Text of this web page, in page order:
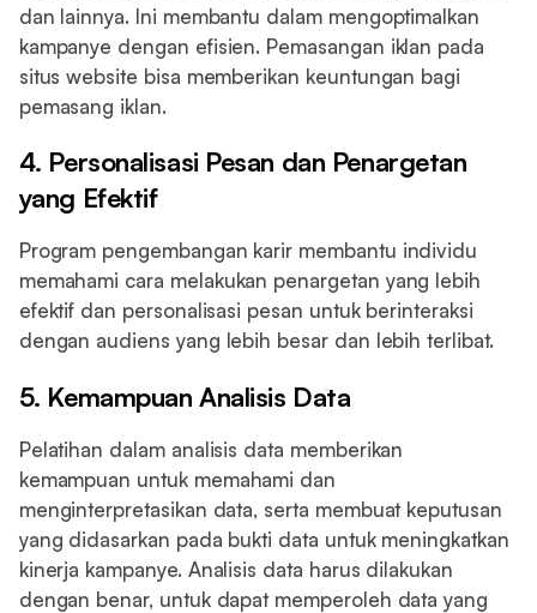
dan lainnya. Ini membantu dalam mengoptimalkan
kampanye dengan efisien. Pemasangan iklan pada
situs website bisa memberikan keuntungan bagi
pemasang iklan.
4. Personalisasi Pesan dan Penargetan
yang Efektif
Program pengembangan karir membantu individu
memahami cara melakukan penargetan yang lebih
efektif dan personalisasi pesan untuk berinteraksi
dengan audiens yang lebih besar dan lebih terlibat.
5. Kemampuan Analisis Data
Pelatihan dalam analisis data memberikan
kemampuan untuk memahami dan
menginterpretasikan data, serta membuat keputusan
yang didasarkan pada bukti data untuk meningkatkan
kinerja kampanye. Analisis data harus dilakukan
dengan benar, untuk dapat memperoleh data yang